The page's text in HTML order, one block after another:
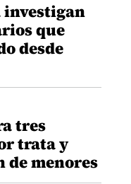
investigan
que
desde
tres
trata y
de menores